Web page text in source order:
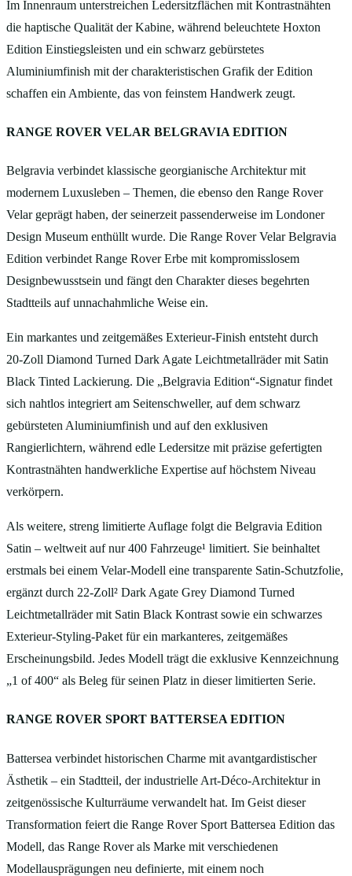
Im Innenraum unterstreichen Ledersitzflächen mit Kontrastnähten
die haptische Qualität der Kabine, während beleuchtete Hoxton
Edition Einstiegsleisten und ein schwarz gebürstetes
Aluminiumfinish mit der charakteristischen Grafik der Edition
schaffen ein Ambiente, das von feinstem Handwerk zeugt.
RANGE ROVER VELAR BELGRAVIA EDITION
Belgravia verbindet klassische georgianische Architektur mit
modernem Luxusleben – Themen, die ebenso den Range Rover
Velar geprägt haben, der seinerzeit passenderweise im Londoner
Design Museum enthüllt wurde. Die Range Rover Velar Belgravia
Edition verbindet Range Rover Erbe mit kompromisslosem
Designbewusstsein und fängt den Charakter dieses begehrten
Stadtteils auf unnachahmliche Weise ein.
Ein markantes und zeitgemäßes Exterieur‑Finish entsteht durch
20‑Zoll Diamond Turned Dark Agate Leichtmetallräder mit Satin
Black Tinted Lackierung. Die „Belgravia Edition“‑Signatur findet
sich nahtlos integriert am Seitenschweller, auf dem schwarz
gebürsteten Aluminiumfinish und auf den exklusiven
Rangierlichtern, während edle Ledersitze mit präzise gefertigten
Kontrastnähten handwerkliche Expertise auf höchstem Niveau
verkörpern.
Als weitere, streng limitierte Auflage folgt die Belgravia Edition
Satin – weltweit auf nur 400 Fahrzeuge¹ limitiert. Sie beinhaltet
erstmals bei einem Velar‑Modell eine transparente Satin‑Schutzfolie,
ergänzt durch 22‑Zoll² Dark Agate Grey Diamond Turned
Leichtmetallräder mit Satin Black Kontrast sowie ein schwarzes
Exterieur‑Styling‑Paket für ein markanteres, zeitgemäßes
Erscheinungsbild. Jedes Modell trägt die exklusive Kennzeichnung
„1 of 400“ als Beleg für seinen Platz in dieser limitierten Serie.
RANGE ROVER SPORT BATTERSEA EDITION
Battersea verbindet historischen Charme mit avantgardistischer
Ästhetik – ein Stadtteil, der industrielle Art‑Déco‑Architektur in
zeitgenössische Kulturräume verwandelt hat. Im Geist dieser
Transformation feiert die Range Rover Sport Battersea Edition das
Modell, das Range Rover als Marke mit verschiedenen
Modellausprägungen neu definierte, mit einem noch